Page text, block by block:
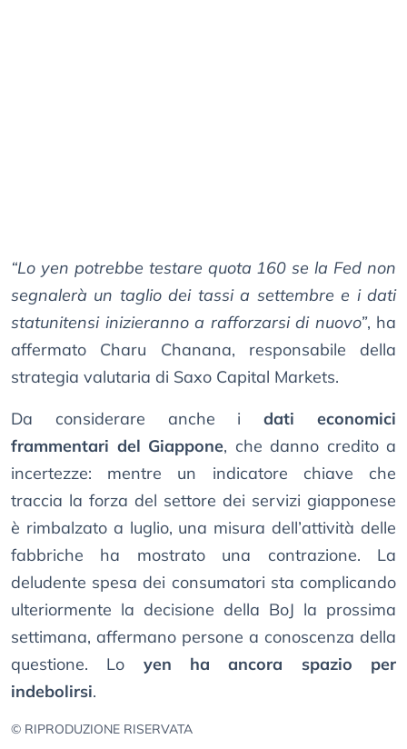
“Lo yen potrebbe testare quota 160 se la Fed non
segnalerà un taglio dei tassi a settembre e i dati
statunitensi inizieranno a rafforzarsi di nuovo”, ha
affermato Charu Chanana, responsabile della
strategia valutaria di Saxo Capital Markets.
Da considerare anche idati economici
frammentari del Giappone, che danno credito a
incertezze: mentre un indicatore chiave che
traccia la forza del settore dei servizi giapponese
è rimbalzato a luglio, una misura dell’attività delle
fabbriche ha mostrato una contrazione. La
deludente spesa dei consumatori sta complicando
ulteriormente la decisione della BoJ la prossima
settimana, affermano persone a conoscenza della
questione. Lo yen ha ancora spazio per
indebolirsi.
© RIPRODUZIONE RISERVATA